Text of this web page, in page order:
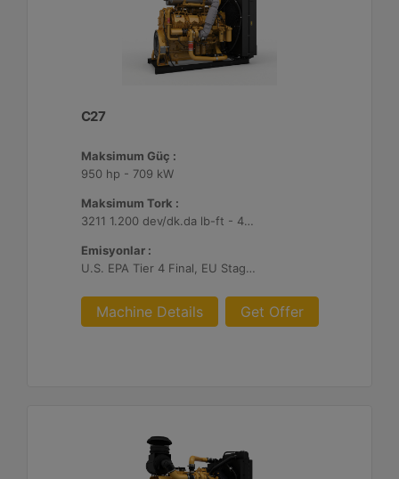
C27
Maksimum Güç :
950 hp - 709 kW
Maksimum Tork :
3211 1.200 dev/dk.da lb-ft - 4354 1.200 dev/dk.da Nm
Emisyonlar :
U.S. EPA Tier 4 Final, EU Stage V
Machine Details Get Offer